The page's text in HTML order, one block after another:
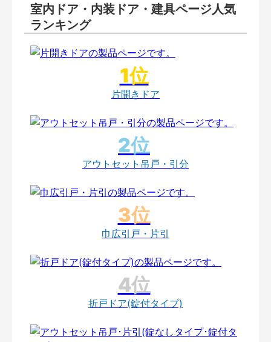
室内ドア・内装ドア・建具ページ人気
ランキング
片開きドア
アウトセット吊戸・引分
巾広引戸・片引
折戸ドア(錠付タイプ)